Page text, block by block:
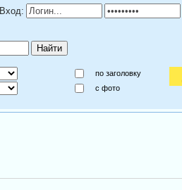
Вход:
по заголовку
c фото